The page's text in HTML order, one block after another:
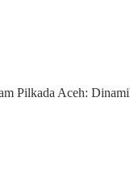
Pilkada Aceh: